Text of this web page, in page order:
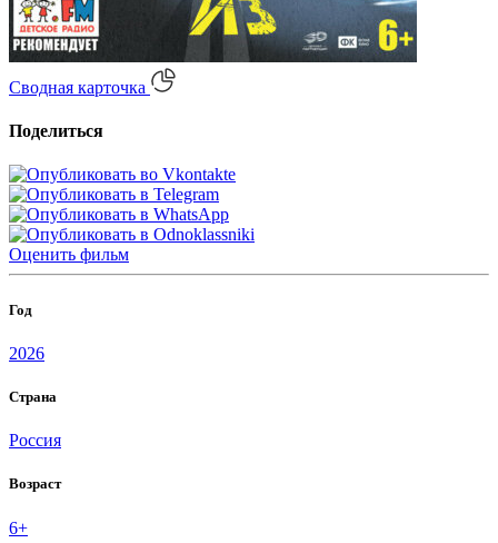
Сводная карточка
Поделиться
Оценить фильм
Год
2026
Страна
Россия
Возраст
6+